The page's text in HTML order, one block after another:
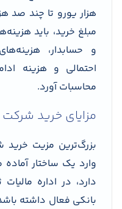
هزار یورو تا چند صد
مبلغ خرید، باید
و حسابدار،
احتمالی و هزینه
محاسبات آورد.
مزایای خرید
بزرگ‌ترین مزیت
وارد یک ساختار
دارد، در اداره
بانکی فعال داشته